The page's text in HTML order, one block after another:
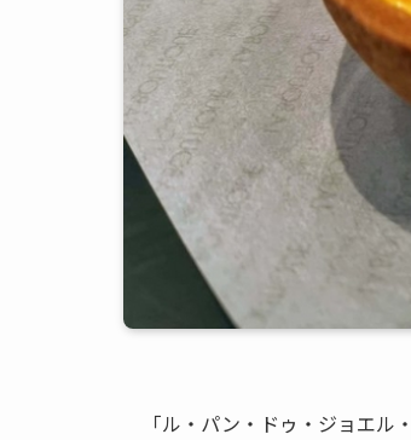
「ル・パン・ドゥ・ジョエ